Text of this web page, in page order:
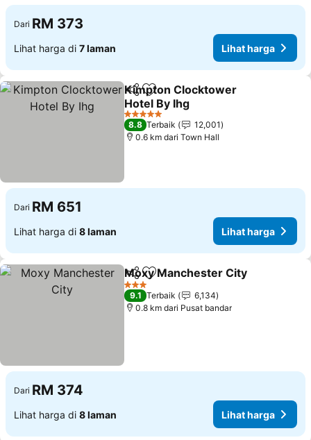
Dari RM 373
Lihat harga di 7 laman Lihat harga
KongsiTambah ke favorit
Kimpton Clocktower
Hotel By Ihg
Lihat harga
5 Bintang
8.8 Terbaik
12,001
0.6 km dari Town Hall
Dari RM 651
Lihat harga di 8 laman Lihat harga
KongsiTambah ke favorit
Moxy Manchester City
3 Bintang
9.1 Terbaik
6,134
0.8 km dari Pusat bandar
Dari RM 374
Lihat harga di 8 laman Lihat harga